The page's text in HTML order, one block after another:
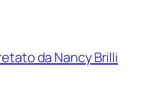
da Nancy Brilli